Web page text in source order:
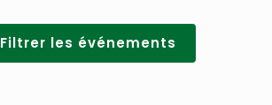
Filtrer les événements